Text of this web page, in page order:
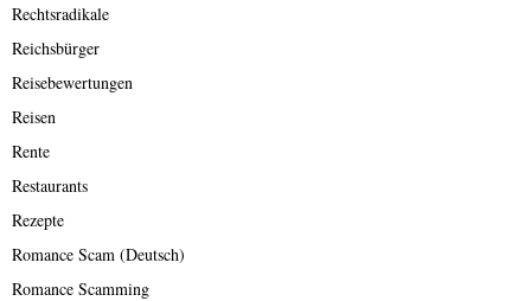
Rechtsradikale
Reichsbürger
Reisebewertungen
Reisen
Rente
Restaurants
Rezepte
Romance Scam (Deutsch)
Romance Scamming